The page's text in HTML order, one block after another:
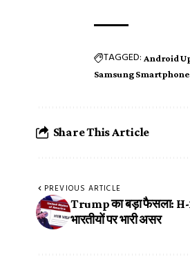
TAGGED: Android
Samsung
Share This Article
PREVIOUS ARTICLE
Trump का बड़ा फैसला: H-
भारतीयों पर भारी असर